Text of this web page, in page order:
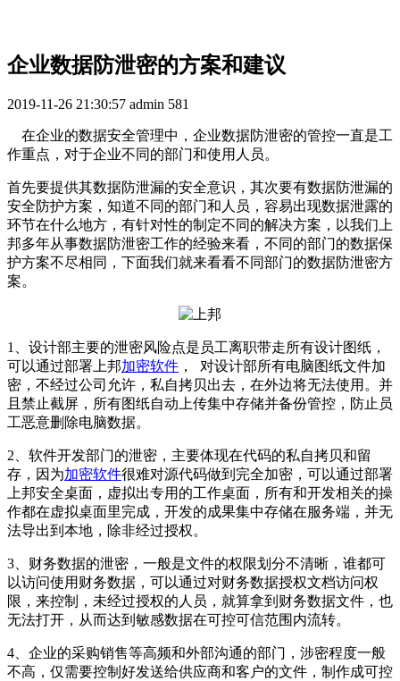
企业数据防泄密的方案和建议
2019-11-26 21:30:57 admin 581
在企业的数据安全管理中，企业数据防泄密的管控一直是工
作重点，对于企业不同的部门和使用人员。
首先要提供其数据防泄漏的安全意识，其次要有数据防泄漏的
安全防护方案，知道不同的部门和人员，容易出现数据泄露的
环节在什么地方，有针对性的制定不同的解决方案，以我们上
邦多年从事数据防泄密工作的经验来看，不同的部门的数据保
护方案不尽相同，下面我们就来看看不同部门的数据防泄密方
案。
1、设计部主要的泄密风险点是员工离职带走所有设计图纸，
可以通过部署上邦加密软件 ， 对设计部所有电脑图纸文件加
密，不经过公司允许，私自拷贝出去，在外边将无法使用。并
且禁止截屏，所有图纸自动上传集中存储并备份管控，防止员
工恶意删除电脑数据。
2、软件开发部门的泄密，主要体现在代码的私自拷贝和留
存，因为加密软件很难对源代码做到完全加密，可以通过部署
上邦安全桌面，虚拟出专用的工作桌面，所有和开发相关的操
作都在虚拟桌面里完成，开发的成果集中存储在服务端，并无
法导出到本地，除非经过授权。
3、财务数据的泄密，一般是文件的权限划分不清晰，谁都可
以访问使用财务数据，可以通过对财务数据授权文档访问权
限，来控制，未经过授权的人员，就算拿到财务数据文件，也
无法打开，从而达到敏感数据在可控可信范围内流转。
4、企业的采购销售等高频和外部沟通的部门，涉密程度一般
不高，仅需要控制好发送给供应商和客户的文件，制作成可控